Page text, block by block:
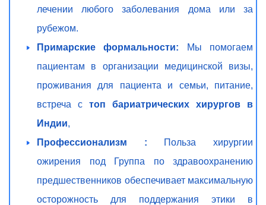
лечении любого заболевания дома или за
рубежом.
Примарские формальности:
Мы помогаем
пациентам в организации медицинской визы,
проживания для пациента и семьи, питание,
встреча с топ бариатрических хирургов в
Индии,
Профессионализм : Польза хирургии
ожирения под Группа по здравоохранению
предшественников обеспечивает максимальную
осторожность для поддержания этики в